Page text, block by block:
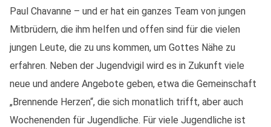
Paul Chavanne – und er hat ein ganzes Team von jungen
Mitbrüdern, die ihm helfen und offen sind für die vielen
jungen Leute, die zu uns kommen, um Gottes Nähe zu
erfahren. Neben der Jugendvigil wird es in Zukunft viele
neue und andere Angebote geben, etwa die Gemeinschaft
„Brennende Herzen“, die sich monatlich trifft, aber auch
Wochenenden für Jugendliche. Für viele Jugendliche ist